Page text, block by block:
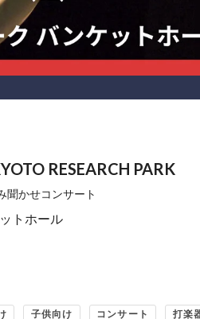
RESEARCH PARK
聞かせコンサート
トホール
子供向け コンサート 打楽